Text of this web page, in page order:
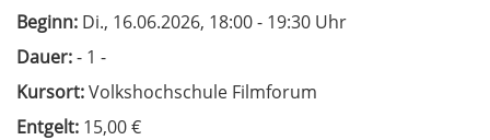
Beginn: Di., 16.06.2026, 18:00 - 19:30 Uhr
Dauer:- 1 -
Kursort:Volkshochschule Filmforum
Entgelt: 15,00 €